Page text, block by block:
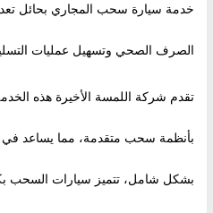
خدمة سيارة سحب المجاري بحائل تعد
الصرف الصحي وتسهيل عمليات
تقدم شركة اللمسة الأخيرة هذه
بأنظمة سحب متقدمة، مما يساعد في
بشكل شامل، تتميز سيارات السحب